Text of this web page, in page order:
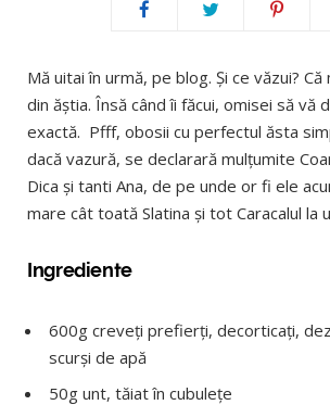
Mă uitai în urmă, pe blog. Și ce văzui? Că
din ăștia. Însă când îi făcui, omisei să vă
exactă. Pfff, obosii cu perfectul ăsta
dacă vazură, se declarară mulțumite
Dica și tanti Ana, de pe unde or fi ele
mare cât toată Slatina și tot Caracalul la
Ingrediente
600g creveți prefierți, decorticați,
scurși de apă
50g unt, tăiat în cubulețe